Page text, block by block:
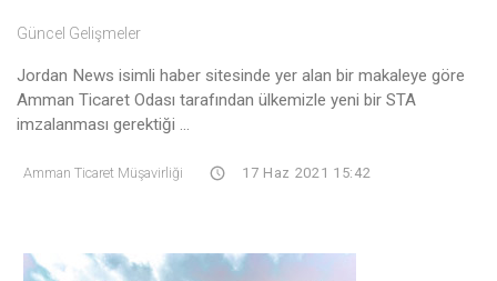
Güncel Gelişmeler
Jordan News isimli haber sitesinde yer alan bir makaleye göre
Amman Ticaret Odası tarafından ülkemizle yeni bir STA
imzalanması gerektiği ...
Amman Ticaret Müşavirliği 17 Haz 2021 15:42